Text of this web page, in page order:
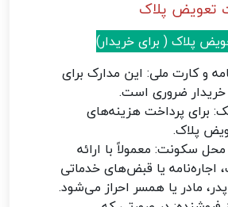
تعویض پلاک
پلاک ( برای خریدار)
و کارت ملی: این مدارک برای
خریدار ضروری است.
برای پرداخت هزینه‌های
پلاک.
محل سکونت: معمولاً با ارائه
اجاره‌نامه یا قبض‌های خدماتی
مادر یا همسر احراز می‌شود.